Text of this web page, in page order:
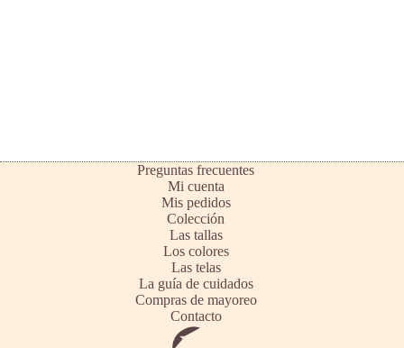
Preguntas frecuentes
Mi cuenta
Mis pedidos
Colección
Las tallas
Los colores
Las telas
La guía de cuidados
Compras de mayoreo
Contacto